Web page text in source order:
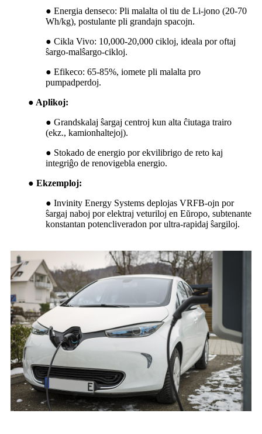
● Energia denseco: Pli malalta ol tiu de Li-jono (20-70
Wh/kg), postulante pli grandajn spacojn.
● Cikla Vivo: 10,000-20,000 cikloj, ideala por oftaj
ŝargo-malŝargo-cikloj.
● Efikeco: 65-85%, iomete pli malalta pro
pumpadperdoj.
● Aplikoj:
● Grandskalaj ŝargaj centroj kun alta ĉiutaga trairo
(ekz., kamionhaltejoj).
● Stokado de energio por ekvilibrigo de reto kaj
integriĝo de renovigebla energio.
● Ekzemploj:
● Invinity Energy Systems deplojas VRFB-ojn por
ŝargaj naboj por elektraj veturiloj en Eŭropo, subtenante
konstantan potencliveradon por ultra-rapidaj ŝargiloj.